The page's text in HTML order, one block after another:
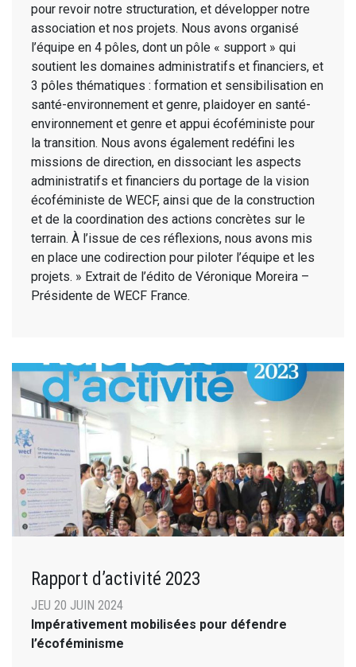
pour revoir notre structuration, et développer notre
association et nos projets. Nous avons organisé
l’équipe en 4 pôles, dont un pôle « support » qui
soutient les domaines administratifs et financiers, et
3 pôles thématiques : formation et sensibilisation en
santé-environnement et genre, plaidoyer en santé-
environnement et genre et appui écoféministe pour
la transition. Nous avons également redéfini les
missions de direction, en dissociant les aspects
administratifs et financiers du portage de la vision
écoféministe de WECF, ainsi que de la construction
et de la coordination des actions concrètes sur le
terrain. À l’issue de ces réflexions, nous avons mis
en place une codirection pour piloter l’équipe et les
projets. » Extrait de l’édito de Véronique Moreira –
Présidente de WECF France.
Rapport d’activité 2023
JEU 20 JUIN 2024
Impérativement mobilisées pour défendre
l’écoféminisme